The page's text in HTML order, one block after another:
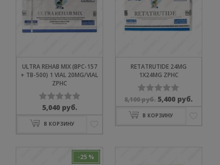
ULTRA REHAB MIX (BPC-157
+ TB-500) 1 VIAL 20MG/VIAL
ZPHC
Оценка
0
5,040 руб.
В КОРЗИНУ
RETATRUTIDE 24MG
1X24MG ZPHC
Оценка
0
8,100руб.
составляла
5,400 руб.
5,400
В КОРЗИНУ
-25 %